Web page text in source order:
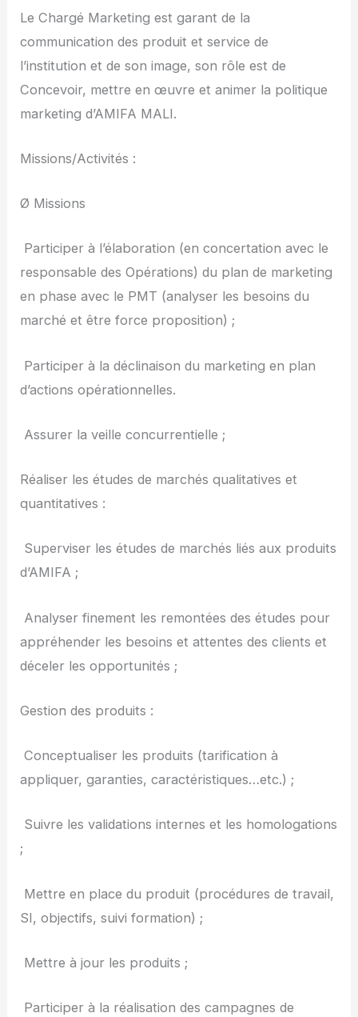
Le Chargé Marketing est garant de la
communication des produit et service de
l’institution et de son image, son rôle est de
Concevoir, mettre en œuvre et animer la politique
marketing d’AMIFA MALI.
Missions/Activités :
Ø Missions
­ Participer à l’élaboration (en concertation avec le
responsable des Opérations) du plan de marketing
en phase avec le PMT (analyser les besoins du
marché et être force proposition) ;
­ Participer à la déclinaison du marketing en plan
d’actions opérationnelles.
­ Assurer la veille concurrentielle ;
Réaliser les études de marchés qualitatives et
quantitatives :
­ Superviser les études de marchés liés aux produits
d’AMIFA ;
­ Analyser finement les remontées des études pour
appréhender les besoins et attentes des clients et
déceler les opportunités ;
Gestion des produits :
­ Conceptualiser les produits (tarification à
appliquer, garanties, caractéristiques…etc.) ;
­ Suivre les validations internes et les homologations
;
­ Mettre en place du produit (procédures de travail,
SI, objectifs, suivi formation) ;
­ Mettre à jour les produits ;
­ Participer à la réalisation des campagnes de